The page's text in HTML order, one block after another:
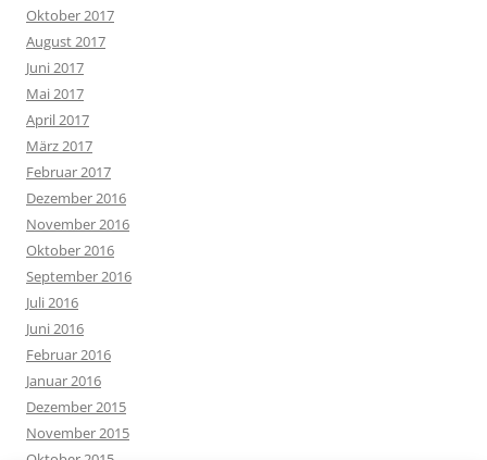
Oktober 2017
August 2017
Juni 2017
Mai 2017
April 2017
März 2017
Februar 2017
Dezember 2016
November 2016
Oktober 2016
September 2016
Juli 2016
Juni 2016
Februar 2016
Januar 2016
Dezember 2015
November 2015